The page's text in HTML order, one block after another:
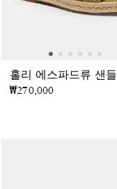
홀리 에스파드류 샌들
₩270,000